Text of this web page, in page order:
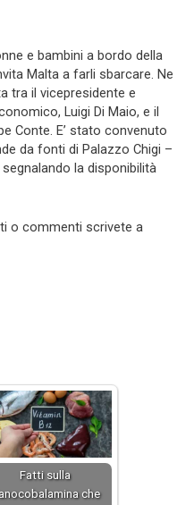
e bambini a bordo della
Malta a farli sbarcare. Ne
tra il vicepresidente e
Luigi Di Maio, e il
Conte. E’ stato convenuto
da fonti di Palazzo Chigi –
la disponibilità
o commenti scrivete a
Fatti sulla
che